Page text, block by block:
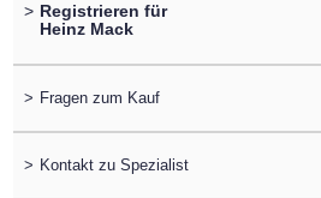
> Registrieren für
Heinz Mack
> Fragen zum Kauf
> Kontakt zu Spezialist